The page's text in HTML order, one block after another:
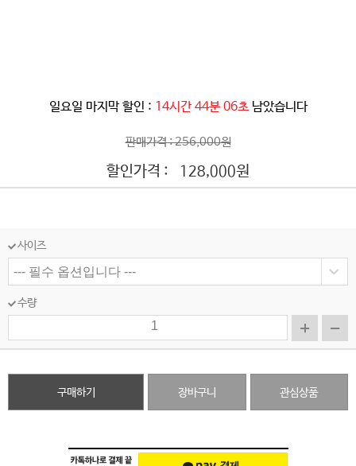
일요일 마지막 할인 : 14시간 44분 03초 남았습니다
판매가격 : 256,000원
할인가격 : 128,000원
사이즈
수량
구매하기 장바구니 관심상품